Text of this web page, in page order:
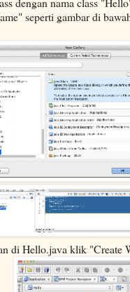
seperti gambar di
di Hello.java klik "Create